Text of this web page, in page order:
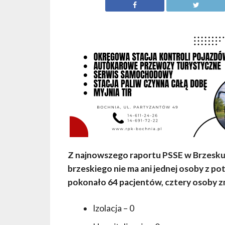
Z najnowszego raportu PSSE w
brzeskiego nie ma ani jednej osoby z
pokonało 64 pacjentów, cztery osoby
Izolacja – 0